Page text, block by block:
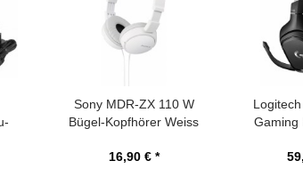
Sony MDR-ZX 110 W
Bügel-Kopfhörer Weiss
16,90 € *
Gaming